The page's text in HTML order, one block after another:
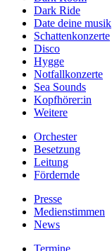
Dark Ride
Date deine musik
Schattenkonzerte
Disco
Hygge
Notfallkonzerte
Sea Sounds
Kopfhörer:in
Weitere
Orchester
Besetzung
Leitung
Fördernde
Presse
Medienstimmen
News
Termine